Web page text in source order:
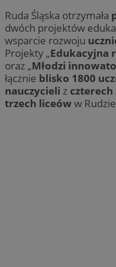
Ruda Śląska otrzymała
dwóch projektów
wsparcie rozwoju
Projekty „Edukacyjna
oraz „Młodzi
łącznie blisko 1800
nauczycieli z czterech
trzech liceów w